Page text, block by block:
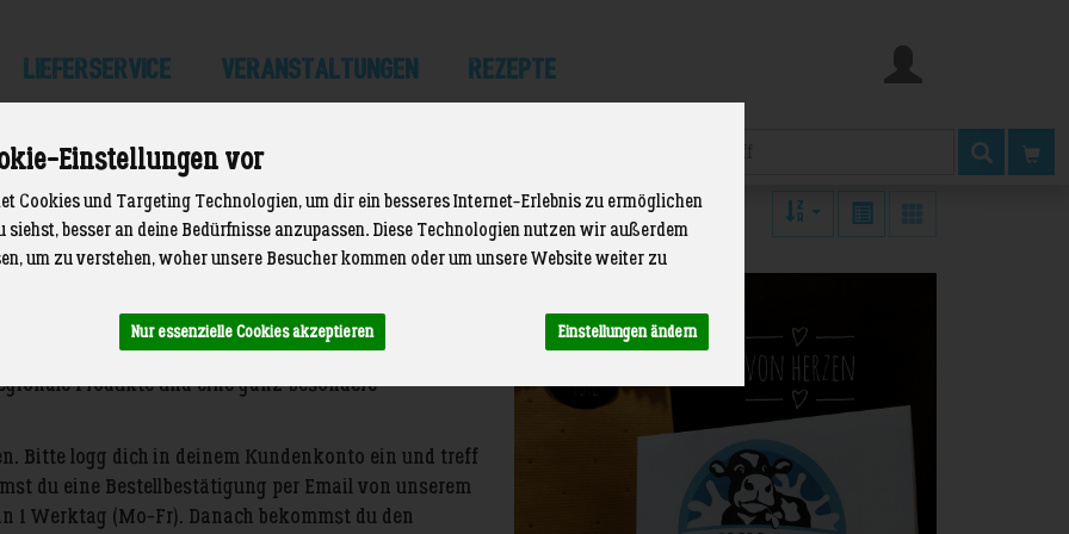
Einstellungen vor
Cookies und Targeting Technologien, um dir ein besseres Internet-Erlebnis zu ermöglichen
siehst, besser an deine Bedürfnisse anzupassen. Diese Technologien nutzen wir außerdem
um zu verstehen, woher unsere Besucher kommen oder um unsere Website weiter zu
Nur essenzielle Cookies akzeptieren Einstellungen ändern
LIEFERSERVICE Veranstaltungen Rezepte
Dann sind unsere Gutscheine zum Ausdrucken
Produkte und eine ganz besondere
Bitte logg dich in deinem Kundenkonto ein und treff
du eine Bestellbestätigung per Email von unserem
1 Werktag (Mo-Fr). Danach bekommst du den